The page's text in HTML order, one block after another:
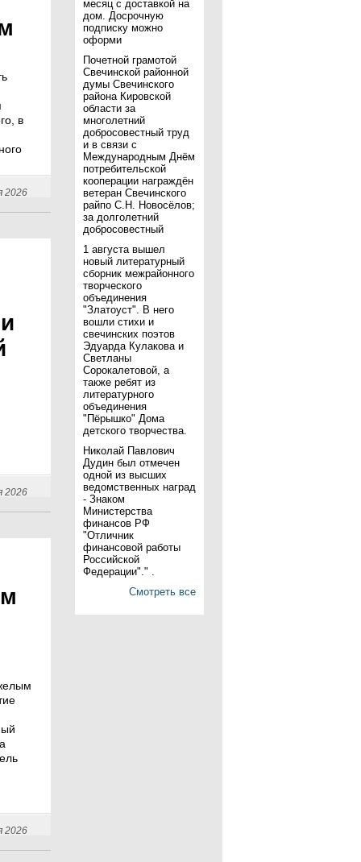
в
2026
2026
2026
месяц с доставкой на
дом. Досрочную
подписку можно
оформи
Почетной грамотой
Свечинской районной
думы Свечинского
района Кировской
области за
многолетний
добросовестный труд
и в связи с
Международным Днём
потребительской
кооперации награждён
ветеран Свечинского
райпо С.Н. Новосёлов;
за долголетний
добросовестный
1 августа вышел
новый литературный
сборник межрайонного
творческого
объединения
"Златоуст". В него
вошли стихи и
свечинских поэтов
Эдуарда Кулакова и
Светланы
Сорокалетовой, а
также ребят из
литературного
объединения
"Пёрышко" Дома
детского творчества.
Николай Павлович
Дудин был отмечен
одной из высших
ведомственных наград
- Знаком
Министерства
финансов РФ
"Отличник
финансовой работы
Российской
Федерации"." .
Смотреть все